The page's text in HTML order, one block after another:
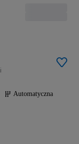
Automatyczna